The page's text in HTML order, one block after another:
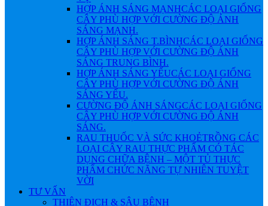
HỢP ÁNH SÁNG MẠNHCÁC LOẠI GIỐNG
CÂY PHÙ HỢP VỚI CƯỜNG ĐỘ ÁNH
SÁNG MẠNH.
HỢP ÁNH SÁNG T.BÌNHCÁC LOẠI GIỐNG
CÂY PHÙ HỢP VỚI CƯỜNG ĐỘ ÁNH
SÁNG TRUNG BÌNH.
HỢP ÁNH SÁNG YẾUCÁC LOẠI GIỐNG
CÂY PHÙ HỢP VỚI CƯỜNG ĐỘ ÁNH
SÁNG YẾU.
CƯỜNG ĐỘ ÁNH SÁNGCÁC LOẠI GIỐNG
CÂY PHÙ HỢP VỚI CƯỜNG ĐỘ ÁNH
SÁNG.
RAU THUỐC VÀ SỨC KHOẺTRỒNG CÁC
LOẠI CÂY RAU THỰC PHẨM CÓ TÁC
DỤNG CHỮA BỆNH – MỘT TỦ THỰC
PHẨM CHỨC NĂNG TỰ NHIÊN TUYỆT
VỜI
TƯ VẤN
THIÊN ĐỊCH & SÂU BỆNH